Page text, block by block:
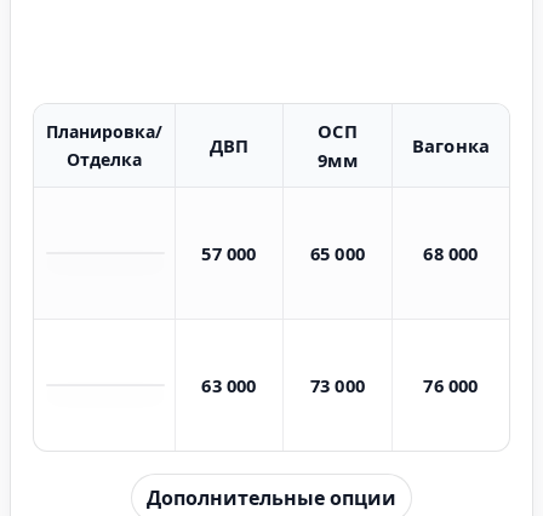
Планировка/
Отделка
ДВП
ОСП
9мм
Вагонка
57 000 65 000 68 000
63 000 73 000 76 000
Дополнительные опции